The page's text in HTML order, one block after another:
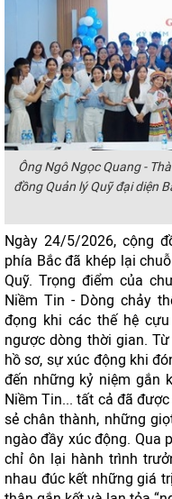
Ông Ngô Ngọc Quang -
đồng Quản lý Quỹ đại diện
Ngày 24/5/2026, cộng
phía Bắc đã khép lại
Quỹ. Trọng điểm của
Niềm Tin - Dòng chảy
đọng khi các thế hệ
ngược dòng thời gian.
hồ sơ, sự xúc động khi
đến những kỷ niệm gắn
Niềm Tin... tất cả đã
sẻ chân thành, những
ngào đầy xúc động. Qua
chỉ ôn lại hành trình
nhau đúc kết những giá